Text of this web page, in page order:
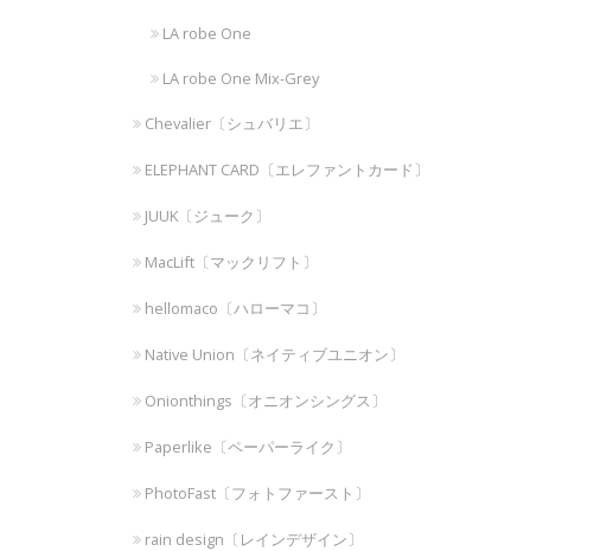
LA robe One
LA robe One Mix-Grey
Chevalier〔シュバリエ〕
ELEPHANT CARD〔エレファントカード〕
JUUK〔ジューク〕
MacLift〔マックリフト〕
hellomaco〔ハローマコ〕
Native Union〔ネイティブユニオン〕
Onionthings〔オニオンシングス〕
Paperlike〔ペーパーライク〕
PhotoFast〔フォトファースト〕
rain design〔レインデザイン〕